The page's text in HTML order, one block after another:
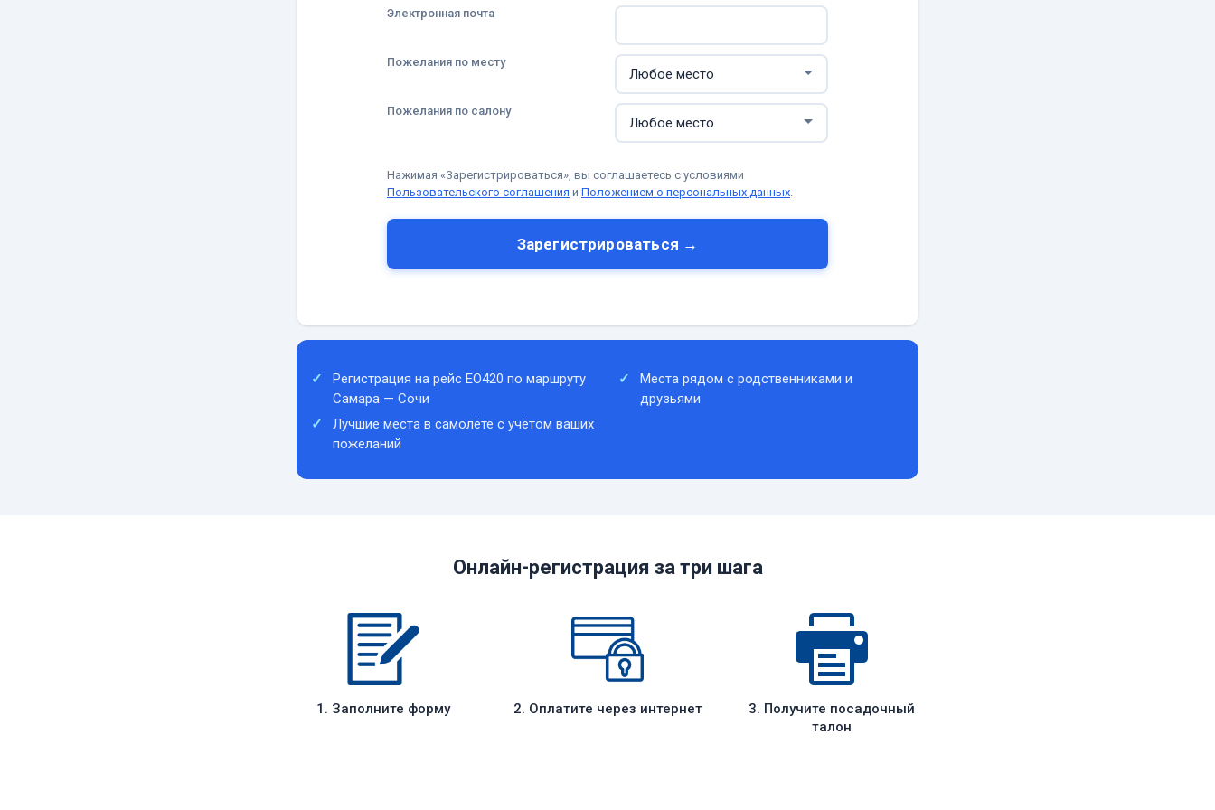
Электронная почта
Пожелания по месту
Пожелания по салону
Нажимая «Зарегистрироваться», вы соглашаетесь с условиями
Пользовательского соглашения и Положением о персональных данных.
Зарегистрироваться →
Регистрация на рейс EO420 по маршруту
Самара — Сочи
Места рядом с родственниками и
друзьями
Лучшие места в самолёте с учётом ваших
пожеланий
Онлайн-регистрация за три шага
1. Заполните форму 2. Оплатите через интернет
3. Получите посадочный
талон